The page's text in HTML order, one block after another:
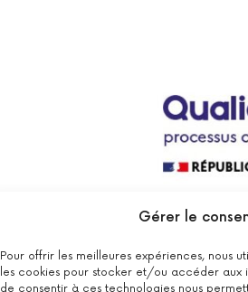
Gérer le
Pour offrir les meilleures expériences, nous
les cookies pour stocker et/ou accéder aux
de consentir à ces technologies nous
La certification
de